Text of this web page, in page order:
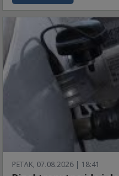
PETAK, 07.08.2026 | 18:41